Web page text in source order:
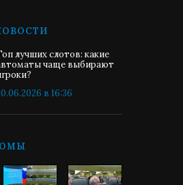
лучших слотов: какие
чаще выбирают
в 16:36